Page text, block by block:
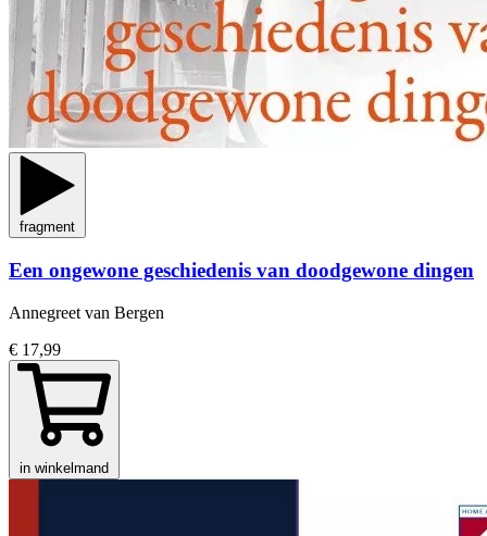
fragment
Een ongewone geschiedenis van doodgewone dingen
Annegreet van Bergen
€ 17,99
in winkelmand